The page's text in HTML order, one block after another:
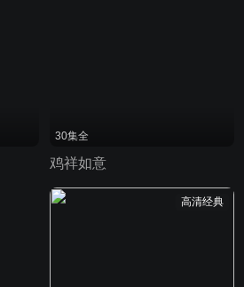
30集全
鸡祥如意
高清经典